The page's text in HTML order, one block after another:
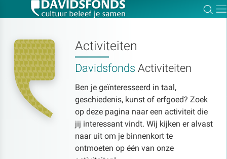
Activiteiten
Davidsfonds Activiteiten
Ben je geïnteresseerd in taal,
geschiedenis, kunst of erfgoed? Zoek
op deze pagina naar een activiteit die
jij interessant vindt. Wij kijken er alvast
naar uit om je binnenkort te
ontmoeten op één van onze
Zoek:
Zoeken